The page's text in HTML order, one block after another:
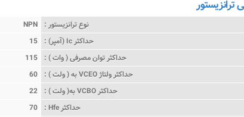
نوع ترانزیستور :
NPN
حداکثر Ic (آمپر) :
15
حداکثر توان مصرفی ( وات ) :
115
حداکثر ولتاژ VCEO به ( ولت ) :
60
حداکثر VCBO به( ولت ) :
22
حداکثر Hfe :
70